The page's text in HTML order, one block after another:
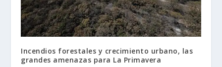
Incendios forestales y crecimiento urbano, las
grandes amenazas para La Primavera